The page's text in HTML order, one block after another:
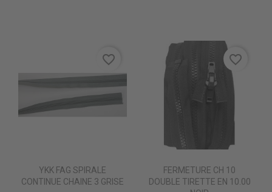
YKK FAG SPIRALE
CONTINUE CHAINE 3 GRISE
favorite_border
FERMETURE CH 10
DOUBLE TIRETTE EN 10.00
favorite_border